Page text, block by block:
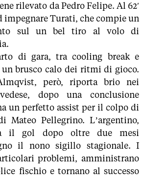
rilevato da Pedro Felipe. Al 62′
impegnare Turati, che compie un
sul un bel tiro al volo di
di gara, tra cooling break e
un brusco calo dei ritmi di gioco.
però, riporta brio nei
dopo una conclusione
un perfetto assist per il colpo di
Mateo Pellegrino. L’argentino,
il gol dopo oltre due mesi
il nono sigillo stagionale. I
problemi, amministrano
fischio e tornano al successo